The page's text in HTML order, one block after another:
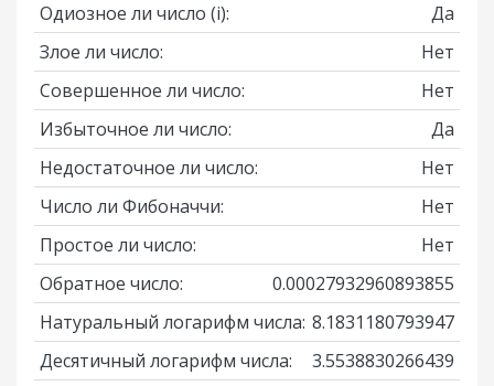
Одиозное ли число (i):
Да
Злое ли число:
Нет
Совершенное ли число:
Нет
Избыточное ли число:
Да
Недостаточное ли число:
Нет
Число ли Фибоначчи:
Нет
Простое ли число:
Нет
Обратное число:
0.00027932960893855
Натуральный логарифм числа: 8.1831180793947
Десятичный логарифм числа:
3.5538830266439